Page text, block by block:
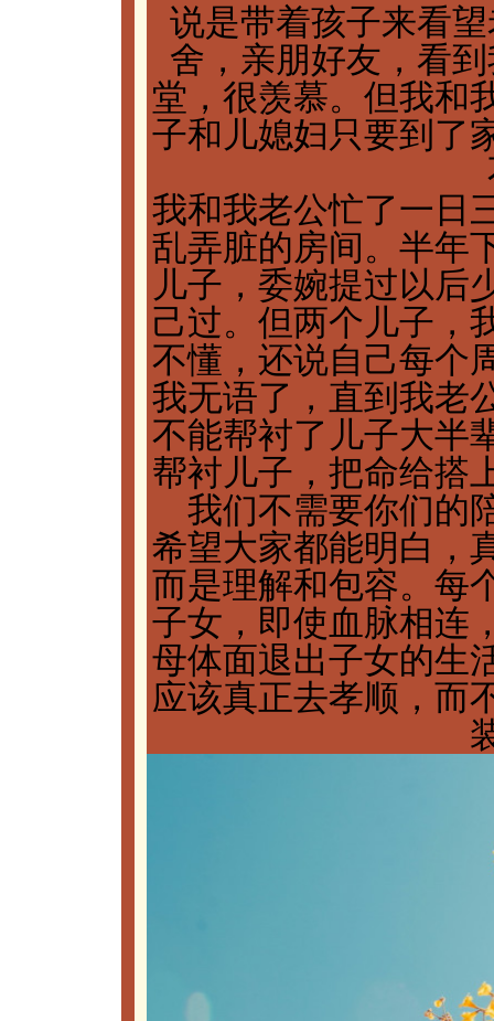
说是带着孩子来看
舍，亲朋好友，看
堂，很羡慕。但我和
子和儿媳妇只要到了
我和我老公忙了一日
乱弄脏的房间。半年
儿子，委婉提过以后
己过。但两个儿子，
不懂，还说自己每个
我无语了，直到我老
不能帮衬了儿子大半
帮衬儿子，把命给搭
我们不需要你们的
希望大家都能明白，
而是理解和包容。每
子女，即使血脉相连
母体面退出子女的生
应该真正去孝顺，而